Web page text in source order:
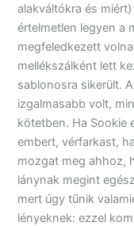
alakváltókra és
értelmetlen legyen a
megfeledkezett
mellékszálként lett
sablonosra sikerült.
izgalmasabb volt,
kötetben. Ha Sookie
embert, vérfarkast,
mozgat meg ahhoz,
lánynak megint
mert úgy tűnik
lényeknek: ezzel